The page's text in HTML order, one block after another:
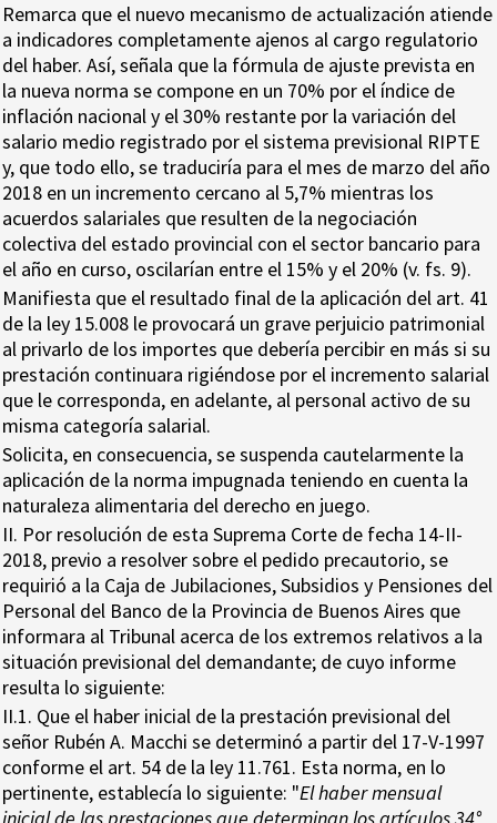
Remarca que el nuevo mecanismo de actualización atiende
a indicadores completamente ajenos al cargo regulatorio
del haber. Así, señala que la fórmula de ajuste prevista en
la nueva norma se compone en un 70% por el índice de
inflación nacional y el 30% restante por la variación del
salario medio registrado por el sistema previsional RIPTE
y, que todo ello, se traduciría para el mes de marzo del año
2018 en un incremento cercano al 5,7% mientras los
acuerdos salariales que resulten de la negociación
colectiva del estado provincial con el sector bancario para
el año en curso, oscilarían entre el 15% y el 20% (v. fs. 9).
Manifiesta que el resultado final de la aplicación del art. 41
de la ley 15.008 le provocará un grave perjuicio patrimonial
al privarlo de los importes que debería percibir en más si su
prestación continuara rigiéndose por el incremento salarial
que le corresponda, en adelante, al personal activo de su
misma categoría salarial.
Solicita, en consecuencia, se suspenda cautelarmente la
aplicación de la norma impugnada teniendo en cuenta la
naturaleza alimentaria del derecho en juego.
II. Por resolución de esta Suprema Corte de fecha 14-II-
2018, previo a resolver sobre el pedido precautorio, se
requirió a la Caja de Jubilaciones, Subsidios y Pensiones del
Personal del Banco de la Provincia de Buenos Aires que
informara al Tribunal acerca de los extremos relativos a la
situación previsional del demandante; de cuyo informe
resulta lo siguiente:
II.1. Que el haber inicial de la prestación previsional del
señor Rubén A. Macchi se determinó a partir del 17-V-1997
conforme el art. 54 de la ley 11.761. Esta norma, en lo
pertinente, establecía lo siguiente: "El haber mensual